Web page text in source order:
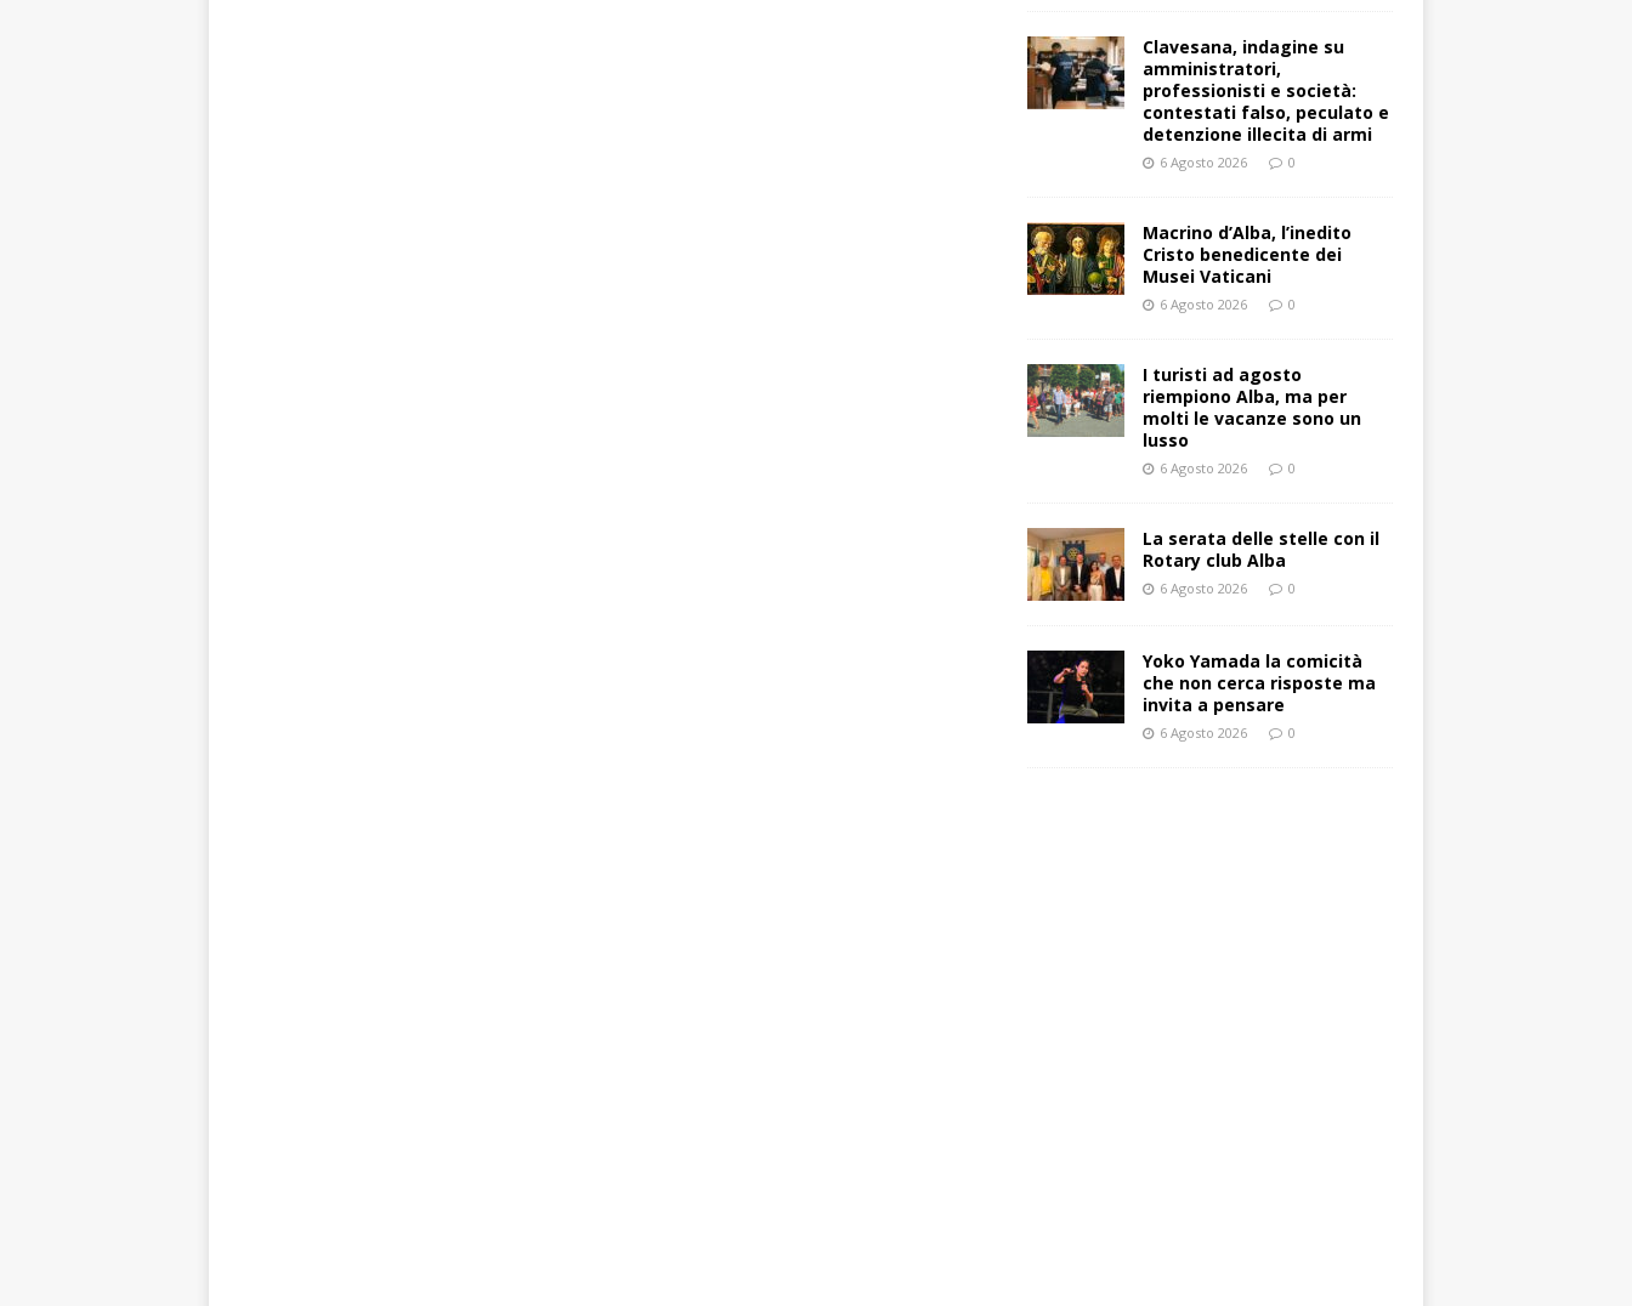
Clavesana, indagine su
amministratori,
professionisti e società:
contestati falso, peculato e
detenzione illecita di armi
6 Agosto 2026 0
Macrino d’Alba, l’inedito
Cristo benedicente dei
Musei Vaticani
6 Agosto 2026 0
I turisti ad agosto
riempiono Alba, ma per
molti le vacanze sono un
lusso
6 Agosto 2026 0
La serata delle stelle con il
Rotary club Alba
6 Agosto 2026 0
Yoko Yamada la comicità
che non cerca risposte ma
invita a pensare
6 Agosto 2026 0